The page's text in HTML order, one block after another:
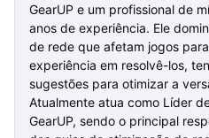
GearUP e um profissional de
anos de experiência. Ele
de rede que afetam jogos
experiência em resolvê-los,
sugestões para otimizar a
Atualmente atua como Líder
GearUP, sendo o principal